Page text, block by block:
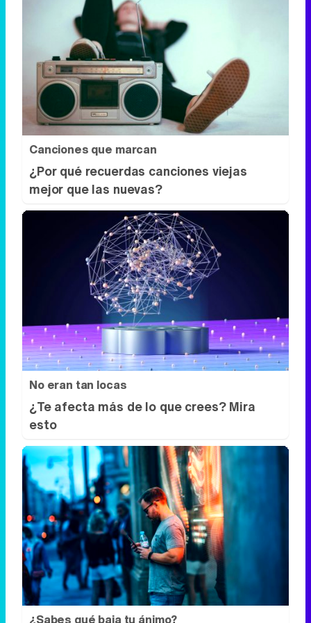
Canciones que marcan
¿Por qué recuerdas canciones viejas
mejor que las nuevas?
No eran tan locas
¿Te afecta más de lo que crees? Mira
esto
¿Sabes qué baja tu ánimo?
Lo haces todos los días y afecta cómo te
sientes